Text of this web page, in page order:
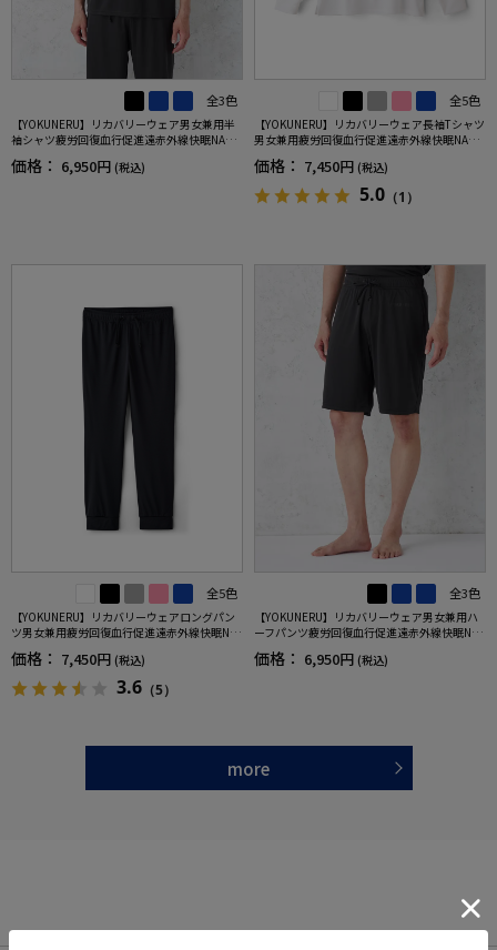
全3色
【YOKUNERU】リカバリーウェア男女兼用半
袖シャツ疲労回復血行促進遠赤外線快眠NANO
MIX(R)【一般医療機器】SS～LLサイズ
価格： 6,950円 (税込)
全5色
【YOKUNERU】リカバリーウェア長袖Tシャツ
男女兼用疲労回復血行促進遠赤外線快眠NANO
MIX(R)【一般医療機器】SS～LLサイズ
価格： 7,450円 (税込)
5.0 （1）
全5色
【YOKUNERU】リカバリーウェアロングパン
ツ男女兼用疲労回復血行促進遠赤外線快眠NA
NOMIX(R)【一般医療機器】SS～LLサイズ
価格： 7,450円 (税込)
3.6 （5）
全3色
【YOKUNERU】リカバリーウェア男女兼用ハ
ーフパンツ疲労回復血行促進遠赤外線快眠NA
NOMIX(R)【一般医療機器】SS～LLサイズ
価格： 6,950円 (税込)
more